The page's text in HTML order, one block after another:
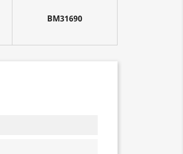
BM31690